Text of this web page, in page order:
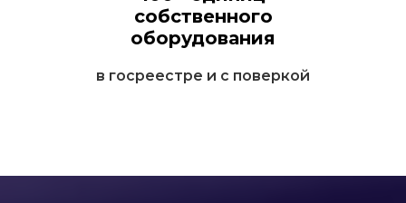
собственного
оборудования
в госреестре и с поверкой